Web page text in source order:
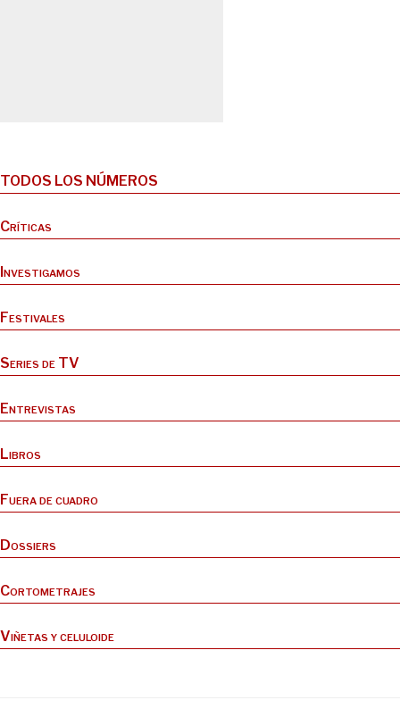
TODOS LOS NÚMEROS
Críticas
Investigamos
Festivales
Series de TV
Entrevistas
Libros
Fuera de cuadro
Dossiers
Cortometrajes
Viñetas y celuloide